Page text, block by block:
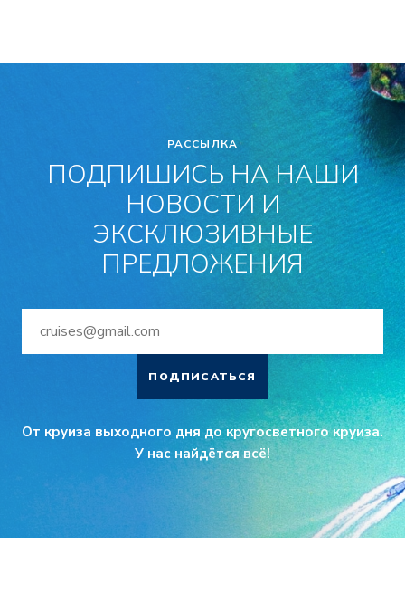
РАССЫЛКА
ПОДПИШИСЬ НА НАШИ
НОВОСТИ И
ЭКСКЛЮЗИВНЫЕ
ПРЕДЛОЖЕНИЯ
ПОДПИСАТЬСЯ
От круиза выходного дня до кругосветного круиза.
У нас найдётся всё!